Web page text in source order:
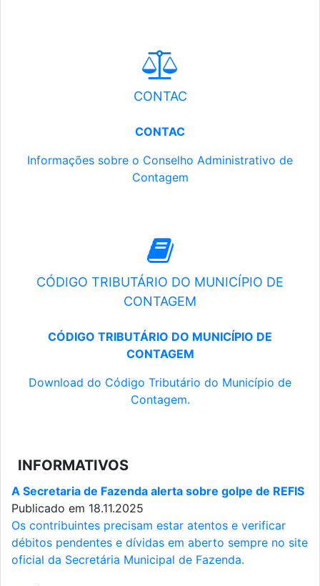
CONTAC
CONTAC
Informações sobre o Conselho Administrativo de
Contagem
CÓDIGO TRIBUTÁRIO DO MUNICÍPIO DE
CONTAGEM
CÓDIGO TRIBUTÁRIO DO MUNICÍPIO DE
CONTAGEM
Download do Código Tributário do Município de
Contagem.
INFORMATIVOS
A Secretaria de Fazenda alerta sobre golpe de REFIS
Publicado em 18.11.2025
Os contribuintes precisam estar atentos e verificar
débitos pendentes e dívidas em aberto sempre no site
oficial da Secretária Municipal de Fazenda.